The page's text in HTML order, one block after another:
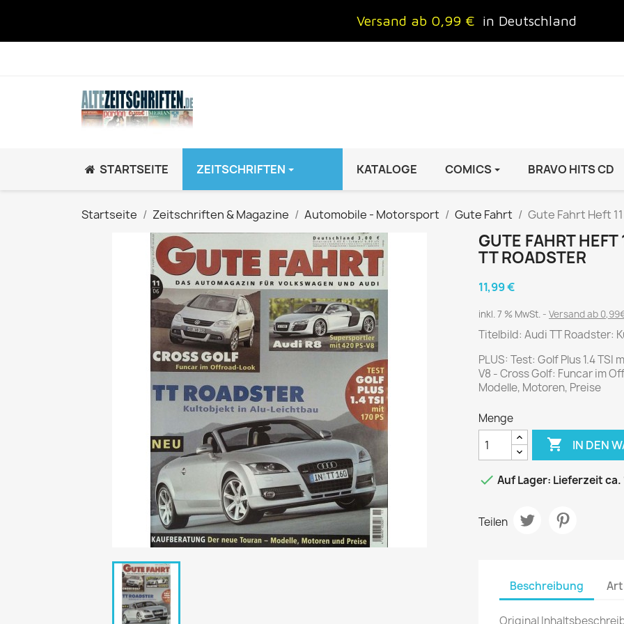
Versand ab 0,99 € in Deutschland
STARTSEITE ZEITSCHRIFTEN
JUGEND / KIND
BRAVO GiRL!
BRAVO HipHop Special
BRAVO Zeitschrift
hey!
Mädchen
POP Rocky
FRAUEN AUTO & MOTOR
auto motor sport Archiv
Broschüren
Die Fahrschule
Gute Fahrt
Klassik Motorrad
MO Zeitschrift
Motor Klassik
Motorrad Classic
Motorrad Zeitschrift
Oldtimer Markt
Programmhefte Rennen
Rallye Racing
REISE &
KATALOGE COMICS BRAVO HITS CD
Startseite Zeitschriften & Magazine Automobile - Motorsport Gute Fahrt Gute Fahrt Heft
GUTE FAHRT
TT ROADSTER
11,99 €
inkl. 7 % MwSt. Versand ab
Titelbild: Audi TT Roadster:
PLUS: Test: Golf Plus 1.4
V8 - Cross Golf: Funcar im
Modelle, Motoren, Preise
Menge
 IN DEN
 Auf Lager: Lieferzeit ca.
Teilen
Beschreibung
Original